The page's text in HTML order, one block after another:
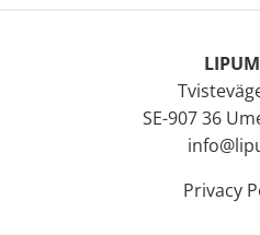
SE-907 36
Privacy